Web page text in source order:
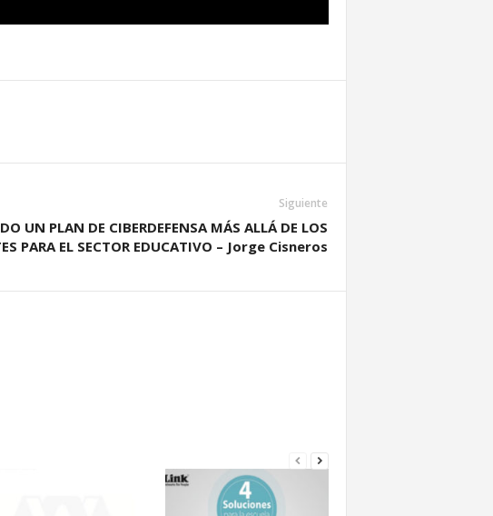
Siguiente
UN PLAN DE CIBERDEFENSA MÁS ALLÁ DE LOS
PARA EL SECTOR EDUCATIVO – Jorge Cisneros